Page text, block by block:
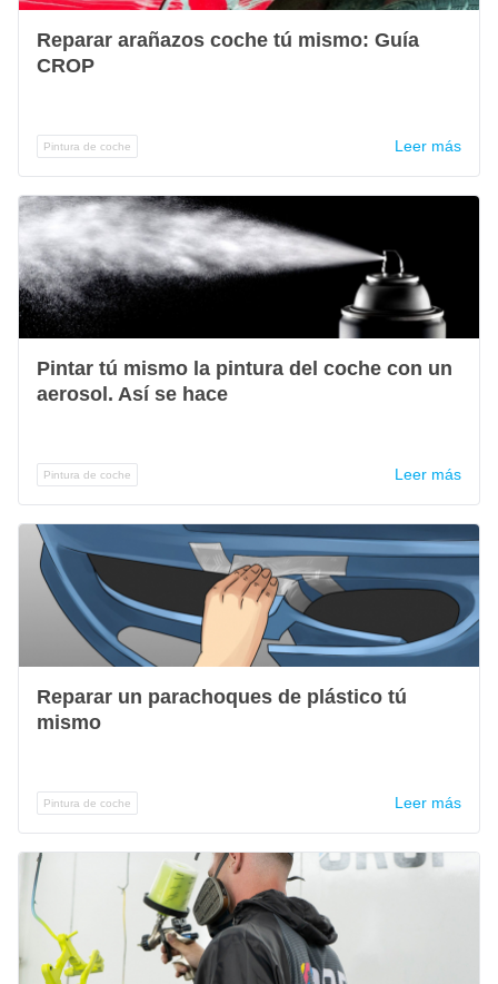
Reparar arañazos coche tú mismo: Guía
CROP
Pintura de coche Leer más
Pintar tú mismo la pintura del coche con un
aerosol. Así se hace
Pintura de coche Leer más
Reparar un parachoques de plástico tú
mismo
Pintura de coche Leer más